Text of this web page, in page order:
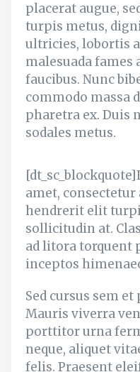
placerat augue,
turpis metus,
ultricies, lobortis
malesuada
faucibus. Nunc
commodo massa
pharetra ex. Duis
sodales metus.
amet,
hendrerit elit
sollicitudin at.
ad litora torquent
inceptos
Sed cursus sem
Mauris viverra
porttitor urna
neque, aliquet
felis. Praesent